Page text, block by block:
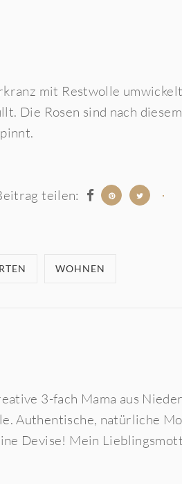
mit Restwolle
Die Rosen sind nach
teilen:
WOHNEN
3-fach Mama aus
Authentische, natürliche
Devise! Mein